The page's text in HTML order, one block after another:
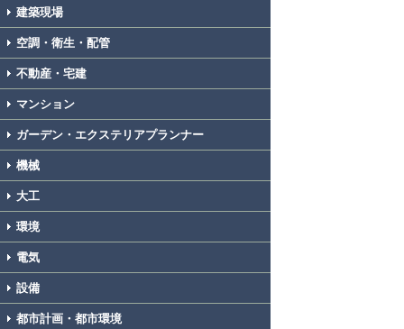
建築現場
空調・衛生・配管
不動産・宅建
マンション
ガーデン・エクステリアプランナー
機械
大工
環境
電気
設備
都市計画・都市環境